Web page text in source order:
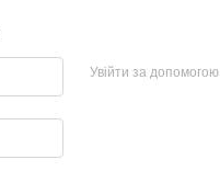
Увійти за допомогою